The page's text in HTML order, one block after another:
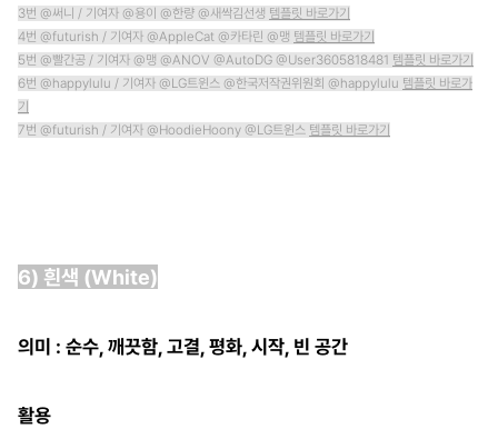
3번 @써니 / 기여자 @용이 @한량 @새싹김선생 템플릿 바로가기
4번 @futurish / 기여자 @AppleCat @카타린 @맹 템플릿 바로가기
5번 @빨간공 / 기여자 @맹 @ANOV @AutoDG @User3605818481 템플릿 바로가기
6번 @happylulu / 기여자 @LG트윈스 @한국저작권위원회 @happylulu 템플릿 바로가
기
7번 @futurish / 기여자 @HoodieHoony @LG트윈스 템플릿 바로가기
6) 흰색 (White)
의미 : 순수, 깨끗함, 고결, 평화, 시작, 빈 공간
활용